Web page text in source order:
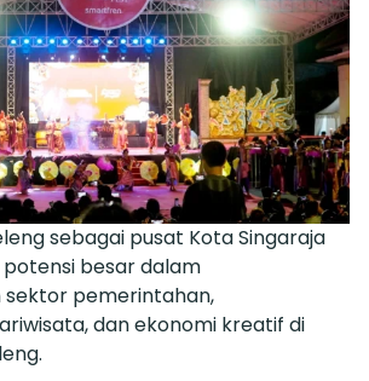
sebagai pusat Kota Singaraja
besar dalam
pemerintahan,
dan ekonomi kreatif di